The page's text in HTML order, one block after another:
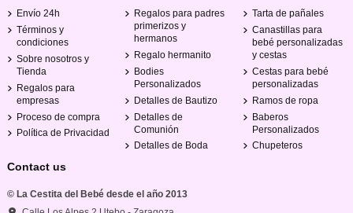
Envío 24h
Términos y
condiciones
Sobre nosotros y
Tienda
Regalos para
empresas
Proceso de compra
Política de Privacidad
Regalos para padres
primerizos y
hermanos
Regalo hermanito
Bodies
Personalizados
Detalles de Bautizo
Detalles de
Comunión
Detalles de Boda
Tarta de pañales
Canastillas para
bebé personalizadas
y cestas
Cestas para bebé
personalizadas
Ramos de ropa
Baberos
Personalizados
Chupeteros
Contact us
© La Cestita del Bebé desde el año 2013